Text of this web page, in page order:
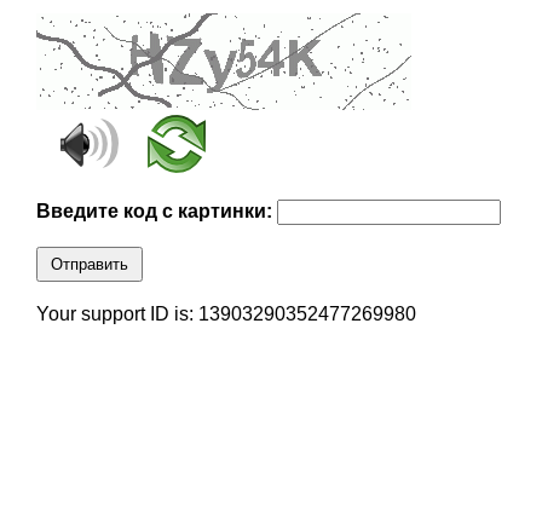
Введите код с картинки:
Отправить
Your support ID is: 13903290352477269980